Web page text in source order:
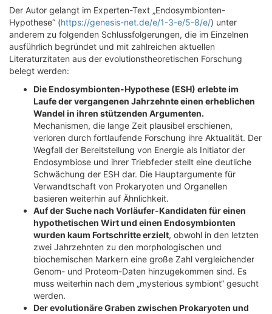
Der Autor gelangt im Experten-Text „Endosymbionten-
Hypothese“ (https://genesis-net.de/e/1-3-e/5-8/e/) unter
anderem zu folgenden Schlussfolgerungen, die im Einzelnen
ausführlich begründet und mit zahlreichen aktuellen
Literaturzitaten aus der evolutionstheoretischen Forschung
belegt werden:
Die Endosymbionten-Hypothese (ESH) erlebte im
Laufe der vergangenen Jahrzehnte einen erheblichen
Wandel in ihren stützenden Argumenten.
Mechanismen, die lange Zeit plausibel erschienen,
verloren durch fortlaufende Forschung ihre Aktualität. Der
Wegfall der Bereitstellung von Energie als Initiator der
Endosymbiose und ihrer Triebfeder stellt eine deutliche
Schwächung der ESH dar. Die Hauptargumente für
Verwandtschaft von Prokaryoten und Organellen
basieren weiterhin auf Ähnlichkeit.
Auf der Suche nach Vorläufer-Kandidaten für einen
hypothetischen Wirt und einen Endosymbionten
wurden kaum Fortschritte erzielt, obwohl in den letzten
zwei Jahrzehnten zu den morphologischen und
biochemischen Markern eine große Zahl vergleichender
Genom- und Proteom-Daten hinzugekommen sind. Es
muss weiterhin nach dem „mysterious symbiont“ gesucht
werden.
Der evolutionäre Graben zwischen Prokaryoten und